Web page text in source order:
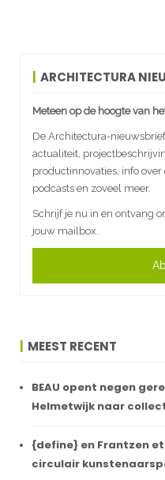
ARCHITECTURA
Meteen op de hoogte van
De Architectura-
actualiteit,
productinnovaties, info
podcasts en zoveel meer.
Schrijf je nu in en ontvang
jouw mailbox.
MEEST RECENT
BEAU opent negen
Helmetwijk naar
{define} en Frantzen et
circulair